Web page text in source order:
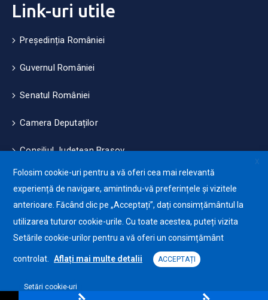
Link-uri utile
Președinția României
Guvernul României
Senatul României
Camera Deputaților
Consiliul Județean Brașov
Măsuri de mediu și climă
Protecția datelor cu caracter personale (GDPR)
Politica de utilizare a Cookie-urilor
Primăria Orașului Ghimbav © 2025. Toate drepturile
X
Folosim cookie-uri pentru a vă oferi cea mai relevantă
experiență de navigare, amintindu-vă preferințele și vizitele
anterioare. Făcând clic pe „Acceptați”, dați consimțământul la
utilizarea tuturor cookie-urile. Cu toate acestea, puteți vizita
Setările cookie-urilor pentru a vă oferi un consimțământ
controlat. Aflați mai multe detalii ACCEPTAȚI
Setări cookie-uri